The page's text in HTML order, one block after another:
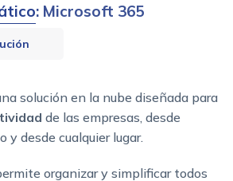
: Microsoft 365
solución en la nube diseñada para
de las empresas, desde
y desde cualquier lugar.
organizar y simplificar todos